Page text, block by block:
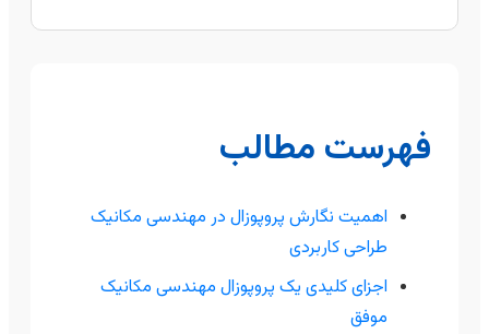
فهرست مطالب
اهمیت نگارش پروپوزال در مهندسی مکانیک
طراحی کاربردی
اجزای کلیدی یک پروپوزال مهندسی مکانیک
موفق